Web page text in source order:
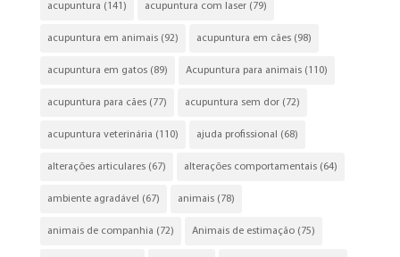
acupuntura (141) acupuntura com laser(79)
acupuntura em animais(92) acupuntura em cães(98)
acupuntura em gatos(89) Acupuntura para animais(110)
acupuntura para cães(77) acupuntura sem dor(72)
acupuntura veterinária (110) ajuda profissional (68)
alterações articulares(67) alterações comportamentais(64)
ambiente agradável (67) animais(78)
animais de companhia (72) Animais de estimação(75)